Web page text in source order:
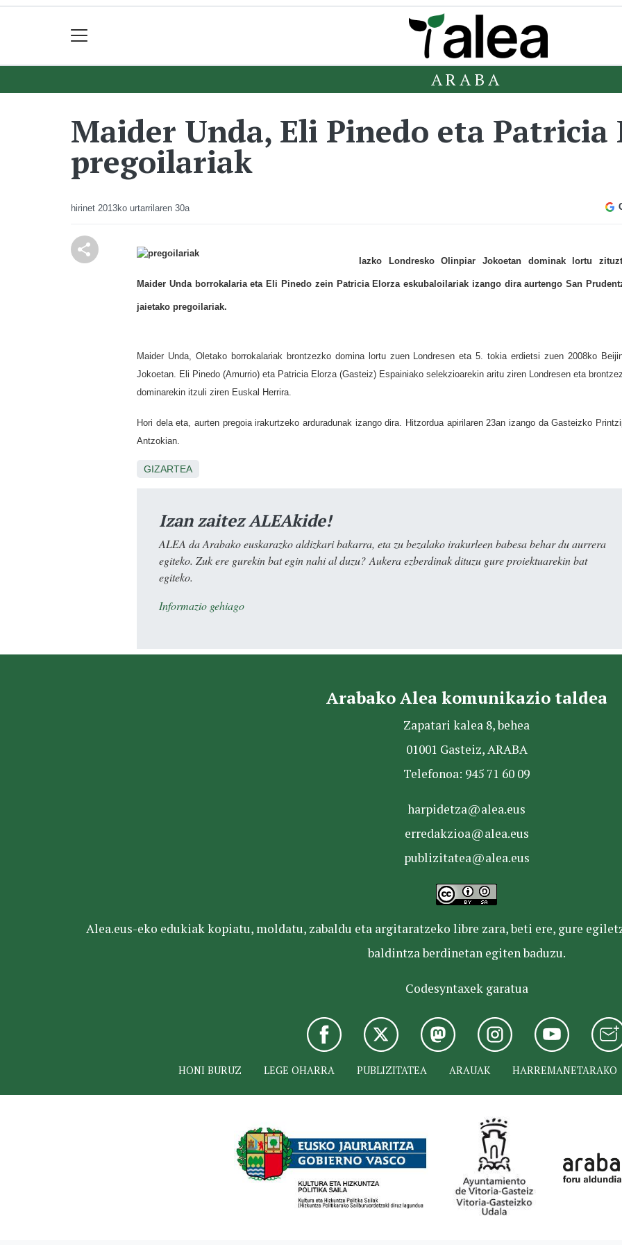
ARABA
Maider Unda, Eli Pinedo eta Patricia
pregoilariak
hirinet 2013ko urtarrilaren 30a
Iazko Londresko Olinpiar Jokoetan dominak lortu
Maider Unda borrokalaria eta Eli Pinedo zein Patricia Elorza eskubaloilariak izango dira aurtengo San
jaietako pregoilariak.
Maider Unda, Oletako borrokalariak brontzezko domina lortu zuen Londresen eta 5. tokia erdietsi zuen 2008ko
Jokoetan. Eli Pinedo (Amurrio) eta Patricia Elorza (Gasteiz) Espainiako selekzioarekin aritu ziren Londresen eta
dominarekin itzuli ziren Euskal Herrira.
Hori dela eta, aurten pregoia irakurtzeko arduradunak izango dira. Hitzordua apirilaren 23an izango da Gasteizko
Antzokian.
GIZARTEA
Izan zaitez ALEAkide!
ALEA da Arabako euskarazko aldizkari bakarra, eta zu bezalako irakurleen babesa behar du aurrera
egiteko. Zuk ere gurekin bat egin nahi al duzu? Aukera ezberdinak dituzu gure proiektuarekin bat
egiteko.
Informazio gehiago
Arabako Alea komunikazio taldea
Zapatari kalea 8, behea
01001 Gasteiz, ARABA
Telefonoa: 945 71 60 09
harpidetza@alea.eus
erredakzioa@alea.eus
publizitatea@alea.eus
Alea.eus-eko edukiak kopiatu, moldatu, zabaldu eta argitaratzeko libre zara, beti ere, gure
baldintza berdinetan egiten baduzu.
Codesyntaxek garatua
HONI BURUZ LEGE OHARRA PUBLIZITATEA ARAUAK HARREMANETARAKO